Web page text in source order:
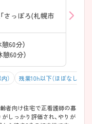
さっぽろ(札幌市
60分）
60分）
） 残業10h以下（ほぼなし）
者向け住宅で正看護師の募
しっかり評価され、やりが